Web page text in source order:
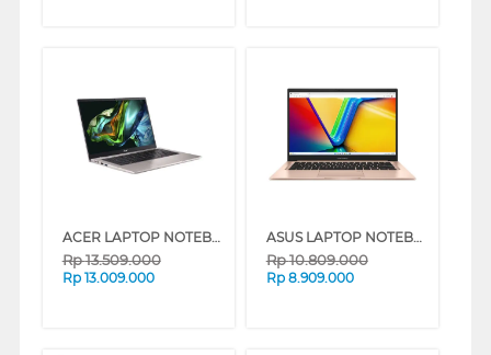
ACER LAPTOP NOTEBOOK SWIFT LITE 14 SFL14-41M-R0GS AMD RYZEN 7-260U
Rp13.509.000
Rp 13.009.000
ASUS LAPTOP NOTEBOOK VIVOBOOK A1404VA-VIPS3825M INTEL CORE I3-1315U
Rp10.809.000
Rp 8.909.000